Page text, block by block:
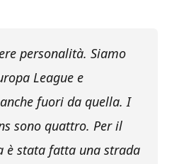
personalità. Siamo
League e
fuori da quella. I
sono quattro. Per il
è stata fatta una strada